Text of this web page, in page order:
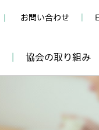
お問い合わせ
協会の取り組み